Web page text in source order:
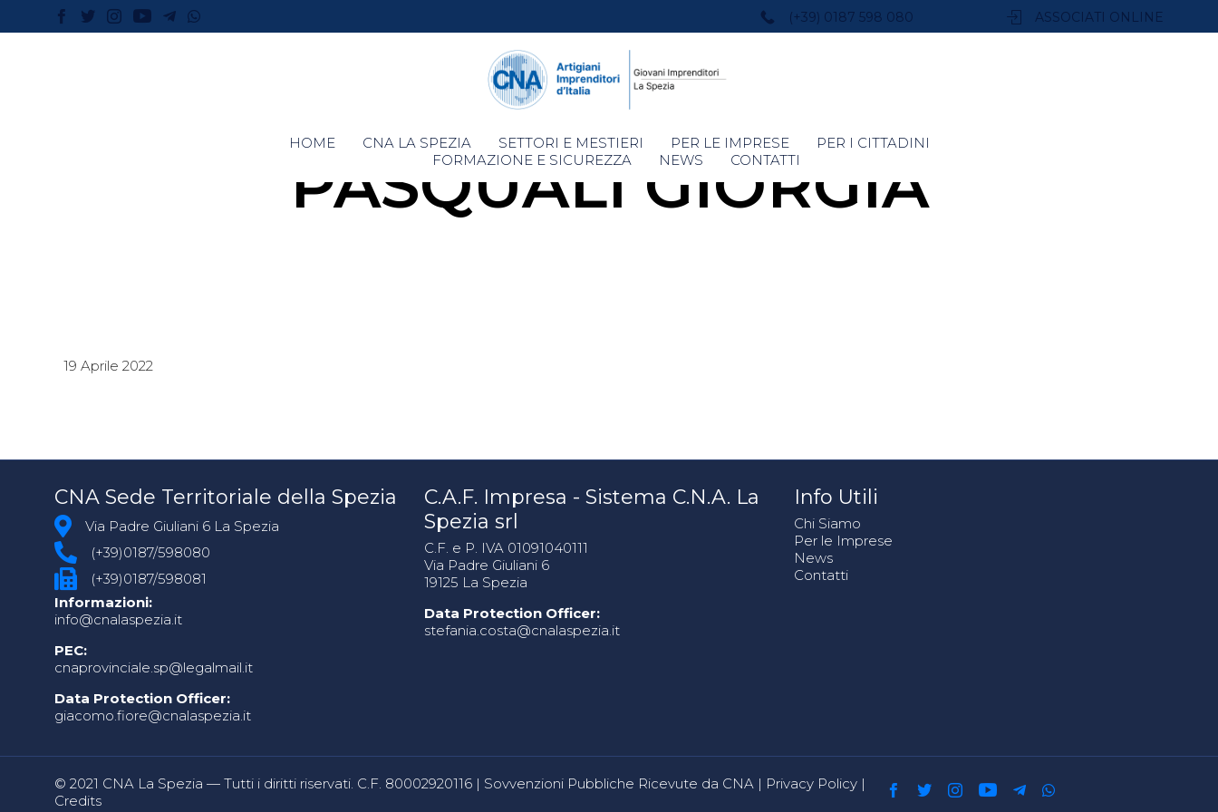
(+39) 0187 598 080 ASSOCIATI ONLINE
Skip
to
HOME CNA LA SPEZIA SETTORI E MESTIERI PER LE IMPRESE
PER I CITTADINI
FORMAZIONE E SICUREZZA
NEWS CONTATTI
PASQUALI GIORGIA
19 Aprile 2022
CNA Sede Territoriale della Spezia
Via Padre Giuliani 6 La Spezia
(+39)0187/598080
(+39)0187/598081
Informazioni:
info@cnalaspezia.it
PEC:
cnaprovinciale.sp@legalmail.it
Data Protection Officer:
giacomo.fiore@cnalaspezia.it
C.A.F. Impresa - Sistema C.N.A. La
Spezia srl
C.F. e P. IVA 01091040111
Via Padre Giuliani 6
19125 La Spezia
Data Protection Officer:
stefania.costa@cnalaspezia.it
Info Utili
Chi Siamo
Per le Imprese
News
Contatti
© 2021 CNA La Spezia — Tutti i diritti riservati. C.F. 80002920116 | Sovvenzioni Pubbliche Ricevute da CNA | Privacy Policy |
Credits